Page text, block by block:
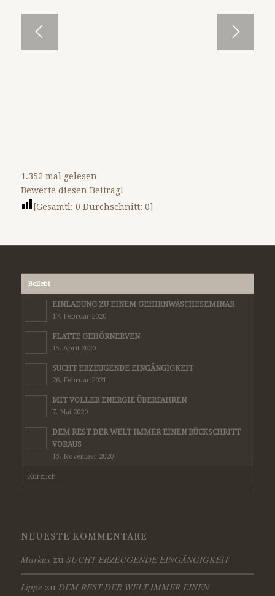
1.352 mal gelesen
Bewerte diesen Beitrag!
[Gesamtl: 0 Durchschnitt: 0]
Beliebt
EINLADUNG ZU EINEM GEHIRNWÄSCHESEMINAR
17. Februar 2020
PLATTE GEHÖRNERVEN
15. April 2020
SUCHT ERZEUGENDE EINGÄNGIGKEIT
26. Februar 2021
MIT VOLLER ENERGIE ÜBERFAHREN
7. Mai 2020
DEM REST DER WELT IMMER EINEN RÜCKSCHRITT
VORAUS
13. November 2020
Kürzlich
NEUESTE KOMMENTARE
Markuszu SUCHT ERZEUGENDE EINGÄNGIGKEIT
Lippe zu DEM REST DER WELT IMMER EINEN